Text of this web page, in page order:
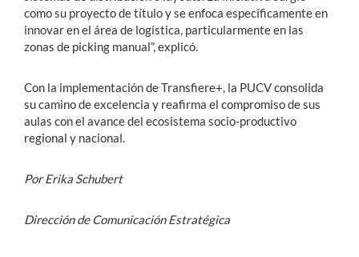
como su proyecto de título y se enfoca específicamente en
innovar en el área de logística, particularmente en las
zonas de picking manual”, explicó.
Con la implementación de Transfiere+, la PUCV consolida
su camino de excelencia y reafirma el compromiso de sus
aulas con el avance del ecosistema socio-productivo
regional y nacional
Por Erika Schubert
Dirección de Comunicación Estratégica